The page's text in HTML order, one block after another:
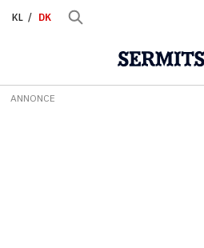
KL DK
ANNONCE